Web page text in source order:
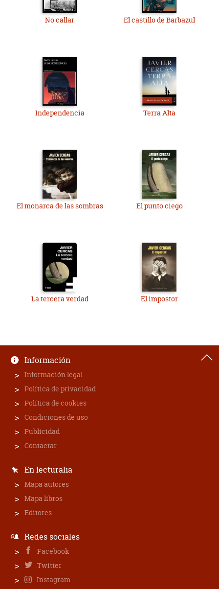
No callar El castillo de Barbazul
Independencia Terra Alta
El monarca de las sombras El punto ciego
La tercera verdad El impostor
Información
Información legal
Política de privacidad
Política de cookies
Condiciones de uso
Publicidad
Contactar
En lecturalia
Mapa autores
Mapa libros
Editores
Redes sociales
Facebook
Twitter
Instagram